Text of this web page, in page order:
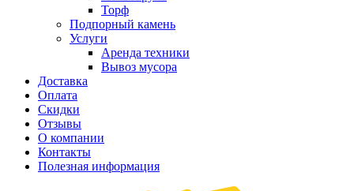
Торф
Подпорный камень
Услуги
Аренда техники
Вывоз мусора
Доставка
Оплата
Скидки
Отзывы
О компании
Контакты
Полезная информация